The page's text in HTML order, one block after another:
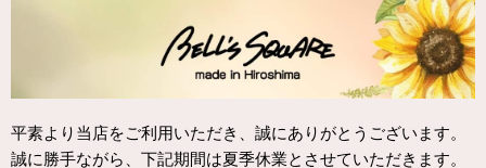
平素より当店をご利用いただき、誠にありがとうございます。
誠に勝手ながら、下記期間は夏季休業とさせていただきます。